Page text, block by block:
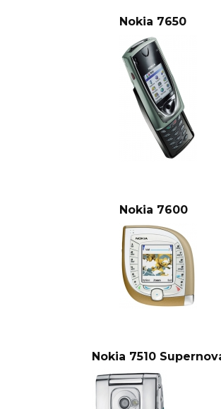
Nokia 7650
Nokia 7600
Nokia 7510